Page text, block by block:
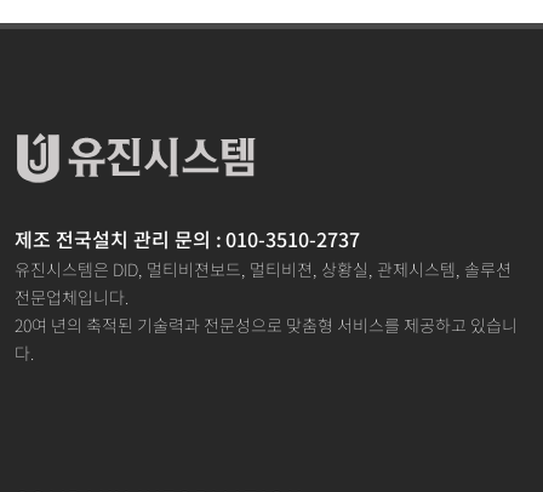
제조 전국설치 관리 문의 : 010-3510-2737
유진시스템은 DID, 멀티비젼보드, 멀티비젼, 상황실, 관제시스템, 솔루션
전문업체입니다.
20여 년의 축적된 기술력과 전문성으로 맞춤형 서비스를 제공하고 있습니
다.